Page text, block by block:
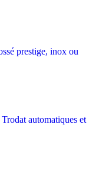
prestige, inox ou
automatiques et